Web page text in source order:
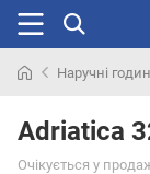
раніше
Наручні
Adriatica
Очікується у